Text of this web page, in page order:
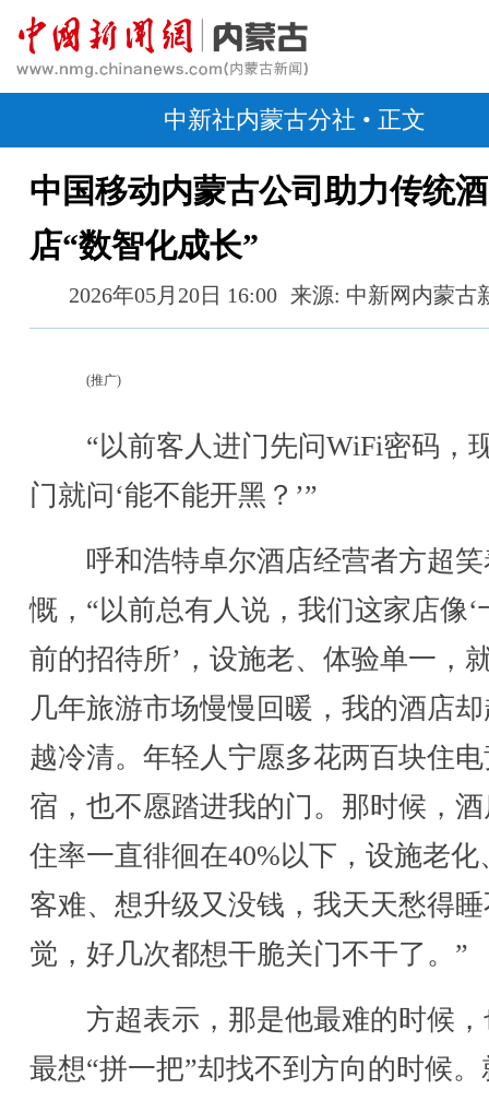
中新社内蒙古分社 • 正文
中国移动内蒙古公司助力传统酒
店“数智化成长”
2026年05月20日 16:00 来源: 中新网内蒙古
(推广)
“以前客人进门先问WiFi密码，
门就问‘能不能开黑？’”
呼和浩特卓尔酒店经营者方超笑
慨，“以前总有人说，我们这家店像‘
前的招待所’，设施老、体验单一，
几年旅游市场慢慢回暖，我的酒店
越冷清。年轻人宁愿多花两百块住
宿，也不愿踏进我的门。那时候，
住率一直徘徊在40%以下，设施老化
客难、想升级又没钱，我天天愁得
觉，好几次都想干脆关门不干了。”
方超表示，那是他最难的时候，
最想“拼一把”却找不到方向的时候。